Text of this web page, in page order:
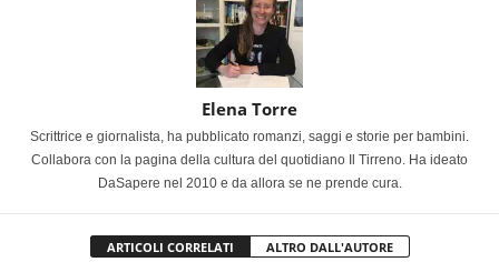
Elena Torre
Scrittrice e giornalista, ha pubblicato romanzi, saggi e storie per bambini.
Collabora con la pagina della cultura del quotidiano Il Tirreno. Ha ideato
DaSapere nel 2010 e da allora se ne prende cura.
ARTICOLI CORRELATI ALTRO DALL'AUTORE